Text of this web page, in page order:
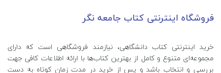
فروشگاه اینترنتی کتاب جامعه نگر
خرید اینترنتی کتاب‌ دانشگاهی، نیازمند فروشگاهی است که دارای
مجموعه‌ای متنوع و کامل از بهترین کتاب‌ها با ارائه اطلاعات کافی جهت
بررسی و انتخاب باشد و پس از خرید در مدت زمان کوتاه به دست